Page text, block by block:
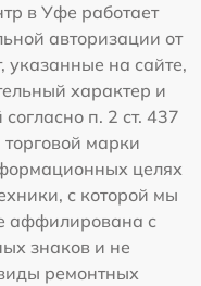
в Уфе работает
авторизации от
указанные на сайте,
характер и
п. 2 ст. 437
марки
целях
с которой мы
аффилирована с
знаков и не
ремонтных